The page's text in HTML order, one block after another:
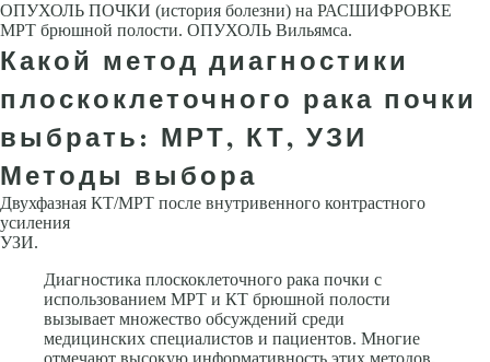
ОПУХОЛЬ ПОЧКИ (история болезни) на РАСШИФРОВКЕ
МРТ брюшной полости. ОПУХОЛЬ Вильямса.
Какой метод диагностики
плоскоклеточного рака почки
выбрать: МРТ, КТ, УЗИ
Методы выбора
Двухфазная КТ/МРТ после внутривенного контрастного
усиления
УЗИ.
Диагностика плоскоклеточного рака почки с
использованием МРТ и КТ брюшной полости
вызывает множество обсуждений среди
медицинских специалистов и пациентов. Многие
отмечают высокую информативность этих методов,